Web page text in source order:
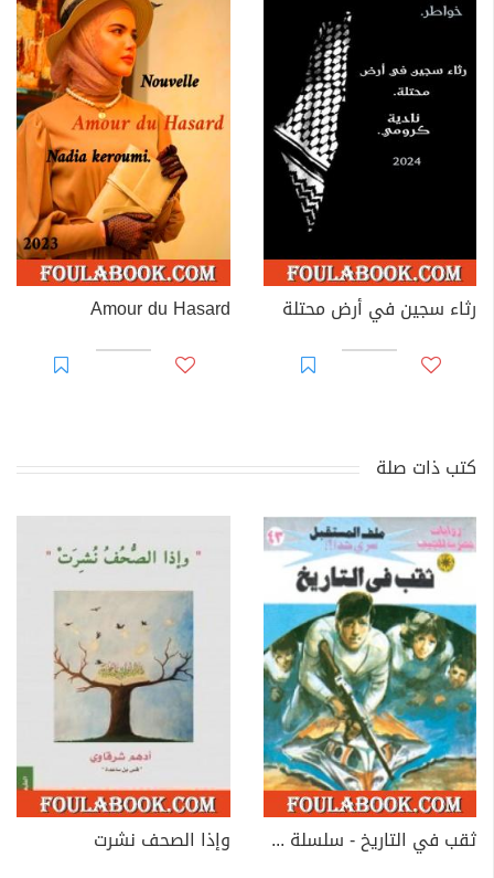
رثاء سجين في أرض محتلة Amour du Hasard
كتب ذات صلة
ثقب في التاريخ - سلسلة ملف المستقبل
وإذا الصحف نشرت